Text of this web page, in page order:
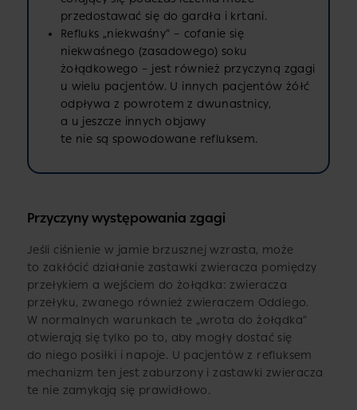
przedostawać się do gardła i krtani.
Refluks „niekwaśny” – cofanie się
niekwaśnego (zasadowego) soku
żołądkowego – jest również przyczyną zgagi
u wielu pacjentów. U innych pacjentów żółć
odpływa z powrotem z dwunastnicy,
a u jeszcze innych objawy
te nie są spowodowane refluksem.
Przyczyny występowania zgagi
Jeśli ciśnienie w jamie brzusznej wzrasta, może
to zakłócić działanie zastawki zwieracza pomiędzy
przełykiem a wejściem do żołądka: zwieracza
przełyku, zwanego również zwieraczem Oddiego.
W normalnych warunkach te „wrota do żołądka”
otwierają się tylko po to, aby mogły dostać się
do niego posiłki i napoje. U pacjentów z refluksem
mechanizm ten jest zaburzony i zastawki zwieracza
te nie zamykają się prawidłowo.